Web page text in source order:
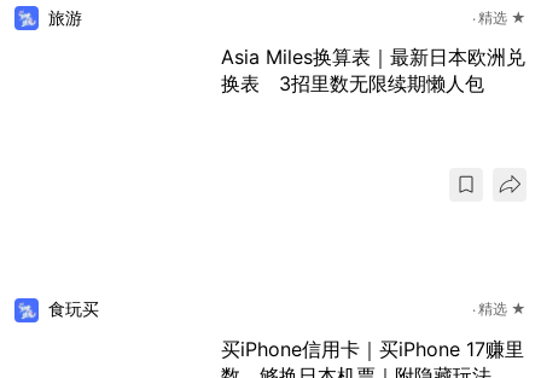
旅游 精选 ★
Asia Miles换算表｜最新日本欧洲兑
换表 3招里数无限续期懒人包
食玩买 精选 ★
买iPhone信用卡｜买iPhone 17赚里